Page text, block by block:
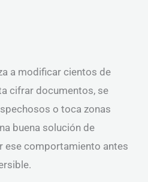
a modificar cientos de
cifrar documentos, se
o toca zonas
buena solución de
ese comportamiento antes